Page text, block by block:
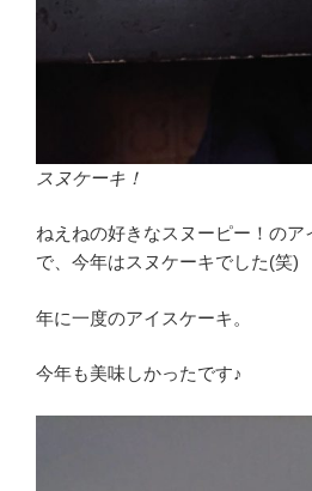
スヌケーキ！
ねえねの好きなスヌーピー！の
で、今年はスヌケーキでした(笑)
年に一度のアイスケーキ。
今年も美味しかったです♪